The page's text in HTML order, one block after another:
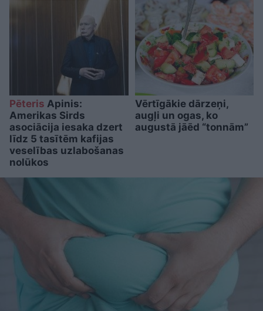
Pēteris Apinis:
Amerikas Sirds
asociācija iesaka dzert
līdz 5 tasītēm kafijas
veselības uzlabošanas
nolūkos
Vērtīgākie dārzeņi,
augļi un ogas, ko
augustā jāēd “tonnām”